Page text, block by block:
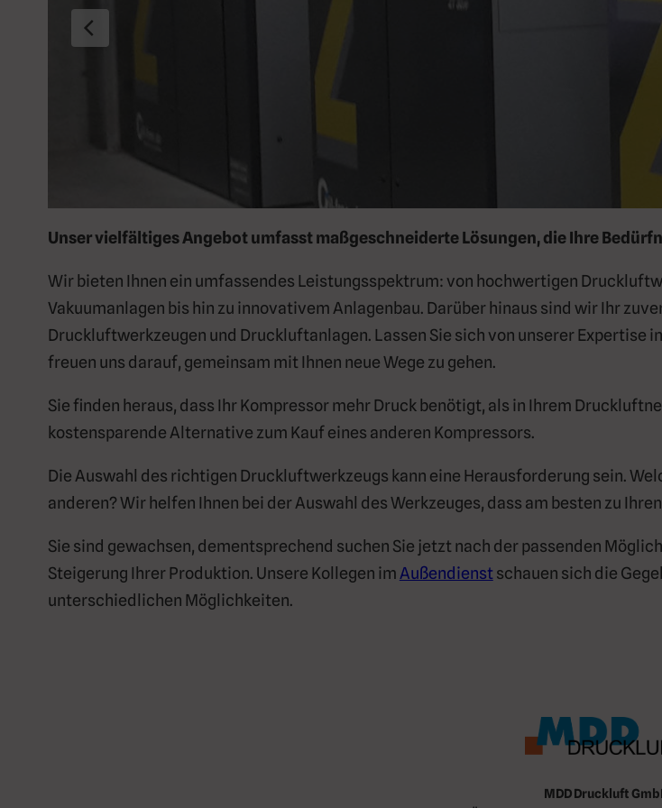
Unser vielfältiges Angebot umfasst maßgeschneiderte Lösungen, die Ihre
Wir bieten Ihnen ein umfassendes Leistungsspektrum: von hochwertigen
Vakuumanlagen bis hin zu innovativem Anlagenbau. Darüber hinaus sind wir Ihr
Druckluftwerkzeugen und Druckluftanlagen. Lassen Sie sich von unserer
freuen uns darauf, gemeinsam mit Ihnen neue Wege zu gehen.
Sie finden heraus, dass Ihr Kompressor mehr Druck benötigt, als in Ihrem
kostensparende Alternative zum Kauf eines anderen Kompressors.
Die Auswahl des richtigen Druckluftwerkzeugs kann eine Herausforderung sein.
anderen? Wir helfen Ihnen bei der Auswahl des Werkzeuges, dass am besten zu
Sie sind gewachsen, dementsprechend suchen Sie jetzt nach der passenden
Steigerung Ihrer Produktion. Unsere Kollegen im Außendienst schauen sich die
unterschiedlichen Möglichkeiten.
MDD Druckluft